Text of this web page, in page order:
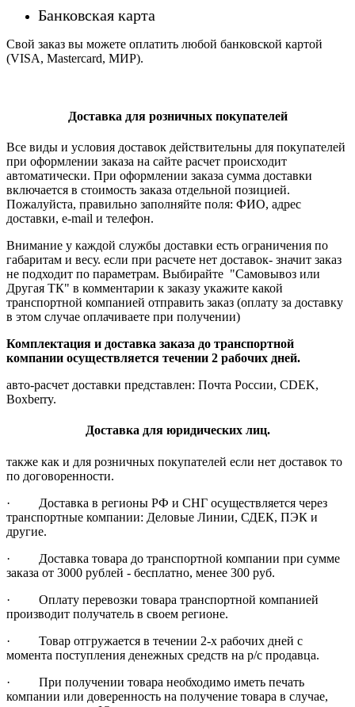
Банковская карта
Свой заказ вы можете оплатить любой банковской картой
(VISA, Mastercard, МИР).
Доставка для розничных покупателей
Все виды и условия доставок действительны для покупателей
при оформлении заказа на сайте расчет происходит
автоматически. При оформлении заказа сумма доставки
включается в стоимость заказа отдельной позицией.
Пожалуйста, правильно заполняйте поля: ФИО, адрес
доставки, e-mail и телефон.
Внимание у каждой службы доставки есть ограничения по
габаритам и весу. если при расчете нет доставок- значит заказ
не подходит по параметрам. Выбирайте "Самовывоз или
Другая ТК" в комментарии к заказу укажите какой
транспортной компанией отправить заказ (оплату за доставку
в этом случае оплачиваете при получении)
Комплектация и доставка заказа до транспортной
компании осуществляется течении 2 рабочих дней.
авто-расчет доставки представлен: Почта России, CDEK,
Boxberry.
Доставка для юридических лиц.
также как и для розничных покупателей если нет доставок то
по договоренности.
· Доставка в регионы РФ и СНГ осуществляется через
транспортные компании: Деловые Линии, СДЕК, ПЭК и
другие.
· Доставка товара до транспортной компании при сумме
заказа от 3000 рублей - бесплатно, менее 300 руб.
· Оплату перевозки товара транспортной компанией
производит получатель в своем регионе.
· Товар отгружается в течении 2-х рабочих дней с
момента поступления денежных средств на р/с продавца.
· При получении товара необходимо иметь печать
компании или доверенность на получение товара в случае,